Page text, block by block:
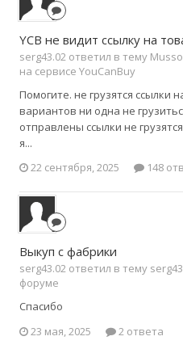
YCB не видит ссылку на
serg43.02 ответил в тему
на сервисе YouCanBuy
Помогите. не грузятся ссылки
вариантов ни одна не
отправлены ссылки не
я...
22 сентября, 2025
148
Выкуп с фабрики
serg43.02 ответил в тему
форуме
Спасибо
23 мая, 2025
2 ответа